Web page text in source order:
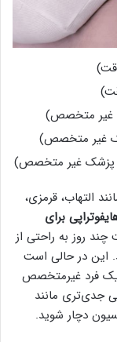
غیر متخصص)
غیر متخصص)
پزشک غیر متخصص)
التهاب، قرمزی،
برای
روز به راحتی از
این در حالی است
یک فرد غیرمتخصص
جدی‌تری مانند
دچار شوید.